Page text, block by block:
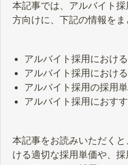
本記事では、アルバイト
方向けに、下記の情報をま
アルバイト採用におけ
アルバイト採用におけ
アルバイト採用の採用
アルバイト採用におす
本記事をお読みいただく
ける適切な採用単価や、